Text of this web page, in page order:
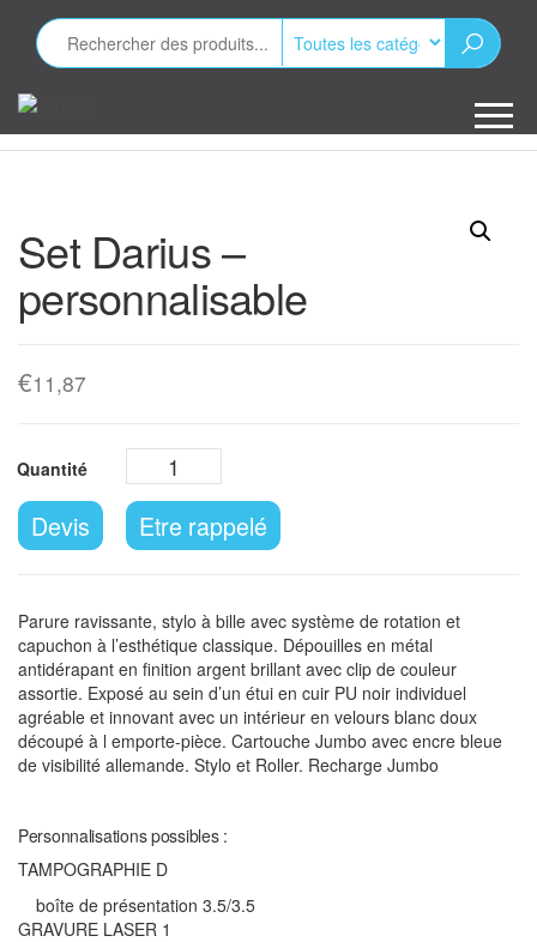
contenu
publicitaires
Set Darius –
personnalisable
€11,87
Devis Etre rappelé
Parure ravissante, stylo à bille avec système de rotation et
capuchon à l’esthétique classique. Dépouilles en métal
antidérapant en finition argent brillant avec clip de couleur
assortie. Exposé au sein d’un étui en cuir PU noir individuel
agréable et innovant avec un intérieur en velours blanc doux
découpé à l emporte-pièce. Cartouche Jumbo avec encre bleue
de visibilité allemande. Stylo et Roller. Recharge Jumbo
Personnalisations possibles :
TAMPOGRAPHIE D
boîte de présentation 3.5/3.5
GRAVURE LASER 1